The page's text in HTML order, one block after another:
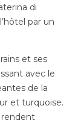
di
par un
et ses
avec le
de la
et turquoise.
rendent